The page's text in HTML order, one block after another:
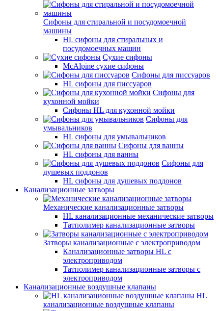
Сифоны для стиральной и посудомоечной
машины
HL сифоны для стиральных и
посудомоечных машин
Сухие сифоны
McAlpine сухие сифоны
Сифоны для писсуаров
HL сифоны для писсуаров
Сифоны для
кухонной мойки
Сифоны HL для кухонной мойки
Сифоны для
умывальников
HL сифоны для умывальников
Сифоны для ванны
HL сифоны для ванны
Сифоны для
душевых поддонов
HL сифоны для душевых поддонов
Канализационные затворы
Механические канализационные затворы
HL канализационные механические затворы
Татполимер канализационные затворы
Затворы канализационные с электроприводом
Канализационные затворы HL с
электроприводом
Татполимер канализационные затворы с
электроприводом
Канализационные воздушные клапаны
HL
канализационные воздушные клапаны